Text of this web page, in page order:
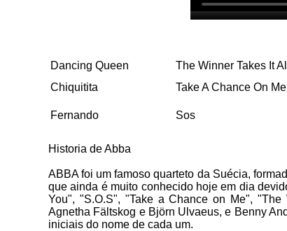
Dancing Queen The Winner Takes It All
Chiquitita
Take A Chance On Me
Fernando Sos
Historia de Abba
ABBA foi um famoso quarteto da Suécia,
que ainda é muito conhecido hoje em dia
You", "S.O.S", "Take a Chance on Me",
Agnetha Fältskog e Björn Ulvaeus, e Benny
iniciais do nome de cada um.